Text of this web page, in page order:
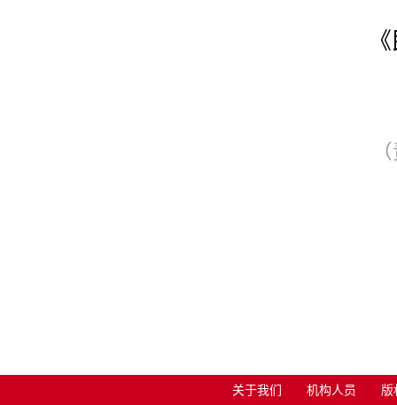
关于我们 机构人员 版